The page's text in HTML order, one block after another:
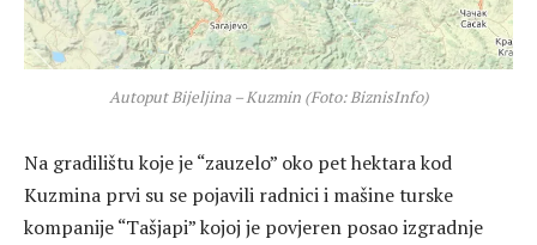
Autoput Bijeljina – Kuzmin (Foto: BiznisInfo)
Na gradilištu koje je “zauzelo” oko pet hektara kod
Kuzmina prvi su se pojavili radnici i mašine turske
kompanije “Tašjapi” kojoj je povjeren posao izgradnje